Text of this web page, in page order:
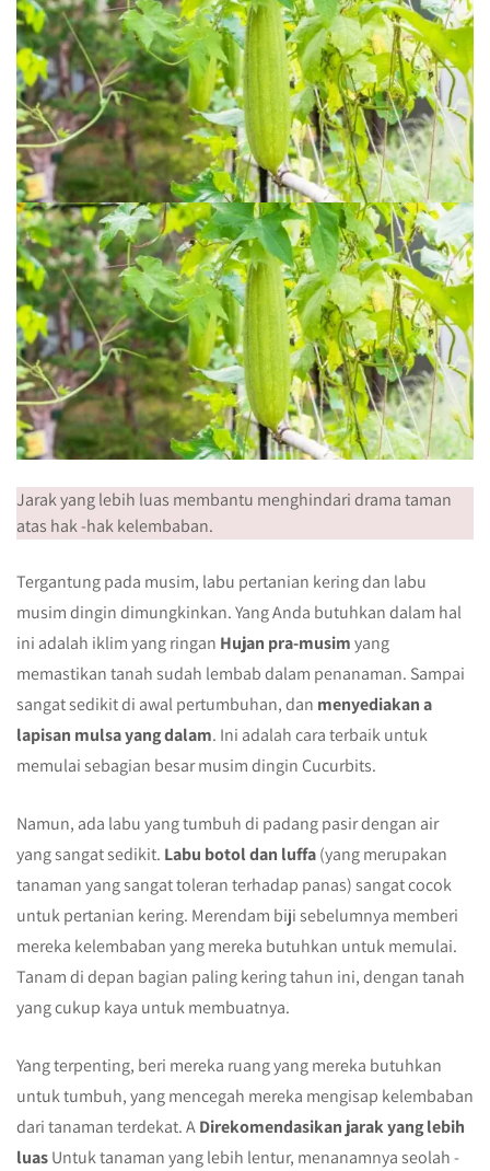
Jarak yang lebih luas membantu menghindari drama taman
atas hak -hak kelembaban.
Tergantung pada musim, labu pertanian kering dan labu
musim dingin dimungkinkan. Yang Anda butuhkan dalam hal
ini adalah iklim yang ringan Hujan pra-musimyang
memastikan tanah sudah lembab dalam penanaman. Sampai
sangat sedikit di awal pertumbuhan, dan menyediakan a
lapisan mulsa yang dalam. Ini adalah cara terbaik untuk
memulai sebagian besar musim dingin Cucurbits.
Namun, ada labu yang tumbuh di padang pasir dengan air
yang sangat sedikit. Labu botol dan luffa(yang merupakan
tanaman yang sangat toleran terhadap panas) sangat cocok
untuk pertanian kering. Merendam biji sebelumnya memberi
mereka kelembaban yang mereka butuhkan untuk memulai.
Tanam di depan bagian paling kering tahun ini, dengan tanah
yang cukup kaya untuk membuatnya.
Yang terpenting, beri mereka ruang yang mereka butuhkan
untuk tumbuh, yang mencegah mereka mengisap kelembaban
dari tanaman terdekat. ADirekomendasikan jarak yang lebih
luasUntuk tanaman yang lebih lentur, menanamnya seolah -